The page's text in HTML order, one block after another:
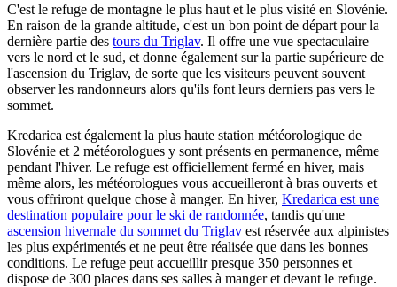
C'est le refuge de montagne le plus haut et le plus visité en Slovénie.
En raison de la grande altitude, c'est un bon point de départ pour la
dernière partie des tours du Triglav. Il offre une vue spectaculaire
vers le nord et le sud, et donne également sur la partie supérieure de
l'ascension du Triglav, de sorte que les visiteurs peuvent souvent
observer les randonneurs alors qu'ils font leurs derniers pas vers le
sommet.
Kredarica est également la plus haute station météorologique de
Slovénie et 2 météorologues y sont présents en permanence, même
pendant l'hiver. Le refuge est officiellement fermé en hiver, mais
même alors, les météorologues vous accueilleront à bras ouverts et
vous offriront quelque chose à manger. En hiver, Kredarica est une
destination populaire pour le ski de randonnée, tandis qu'une
ascension hivernale du sommet du Triglav est réservée aux alpinistes
les plus expérimentés et ne peut être réalisée que dans les bonnes
conditions. Le refuge peut accueillir presque 350 personnes et
dispose de 300 places dans ses salles à manger et devant le refuge.